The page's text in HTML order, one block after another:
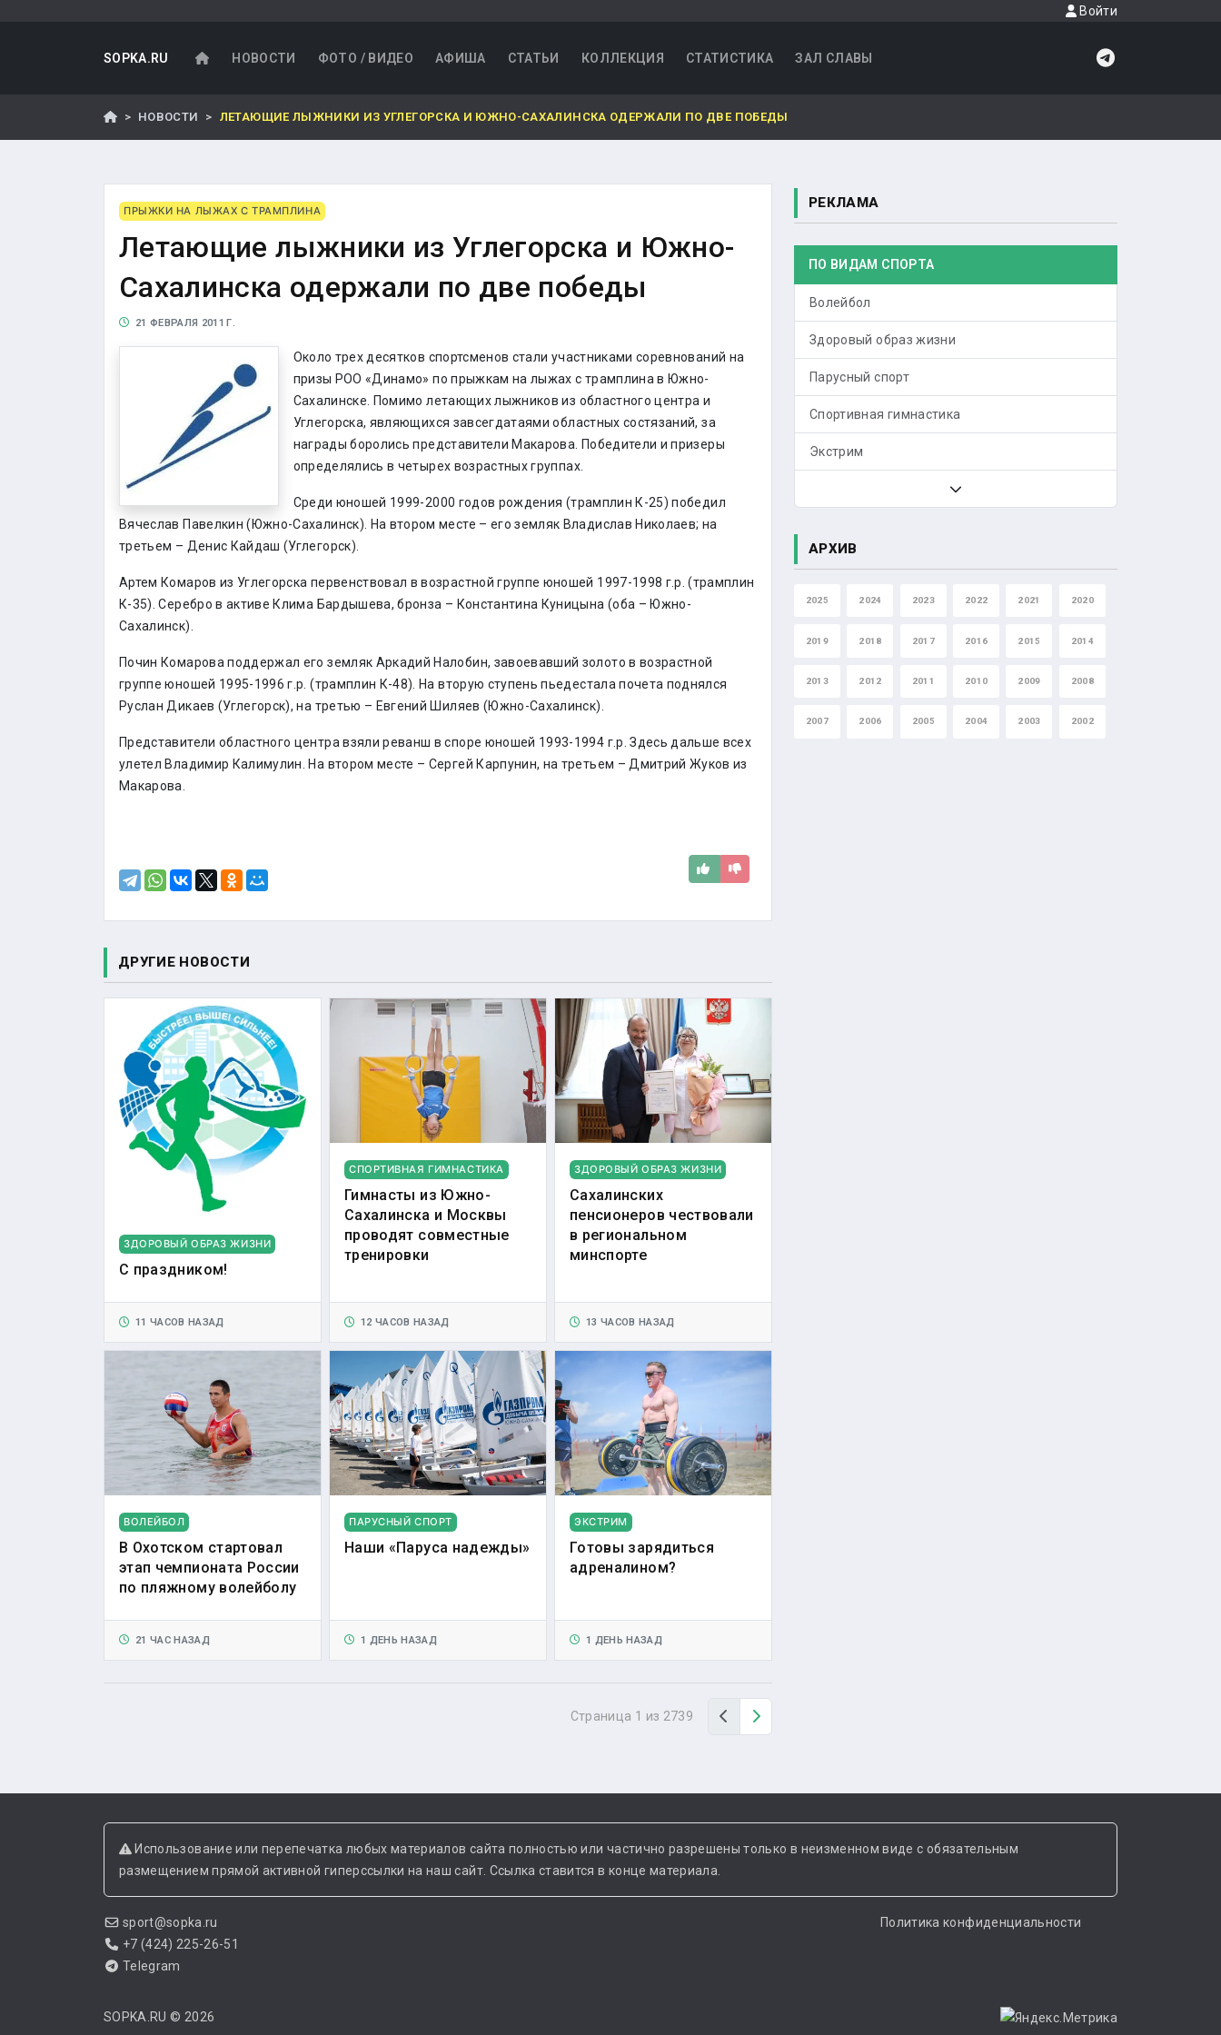
Войти
SOPKA.RU НОВОСТИ ФОТО / ВИДЕО АФИША СТАТЬИ КОЛЛЕКЦИЯ СТАТИСТИКА ЗАЛ СЛАВЫ
НОВОСТИ ЛЕТАЮЩИЕ ЛЫЖНИКИ ИЗ УГЛЕГОРСКА И ЮЖНО-САХАЛИНСКА ОДЕРЖАЛИ ПО ДВЕ ПОБЕДЫ
ПРЫЖКИ НА ЛЫЖАХ С ТРАМПЛИНА
Летающие лыжники из Углегорска и Южно-
Сахалинска одержали по две победы
21 ФЕВРАЛЯ 2011 Г.
Около трех десятков спортсменов стали участниками соревнований на
призы РОО «Динамо» по прыжкам на лыжах с трамплина в Южно-
Сахалинске. Помимо летающих лыжников из областного центра и
Углегорска, являющихся завсегдатаями областных состязаний, за
награды боролись представители Макарова. Победители и призеры
определялись в четырех возрастных группах.
Среди юношей 1999-2000 годов рождения (трамплин К-25) победил
Вячеслав Павелкин (Южно-Сахалинск). На втором месте – его земляк Владислав Николаев; на
третьем – Денис Кайдаш (Углегорск).
Артем Комаров из Углегорска первенствовал в возрастной группе юношей 1997-1998 г.р. (трамплин
К-35). Серебро в активе Клима Бардышева, бронза – Константина Куницына (оба – Южно-
Сахалинск).
Почин Комарова поддержал его земляк Аркадий Налобин, завоевавший золото в возрастной
группе юношей 1995-1996 г.р. (трамплин К-48). На вторую ступень пьедестала почета поднялся
Руслан Дикаев (Углегорск), на третью – Евгений Шиляев (Южно-Сахалинск).
Представители областного центра взяли реванш в споре юношей 1993-1994 г.р. Здесь дальше всех
улетел Владимир Калимулин. На втором месте – Сергей Карпунин, на третьем – Дмитрий Жуков из
Макарова.
ДРУГИЕ НОВОСТИ
ЗДОРОВЫЙ ОБРАЗ ЖИЗНИ
С праздником!
11 ЧАСОВ НАЗАД
СПОРТИВНАЯ ГИМНАСТИКА
Гимнасты из Южно-
Сахалинска и Москвы
проводят совместные
тренировки
12 ЧАСОВ НАЗАД
ЗДОРОВЫЙ ОБРАЗ ЖИЗНИ
Сахалинских
пенсионеров чествовали
в региональном
минспорте
13 ЧАСОВ НАЗАД
ВОЛЕЙБОЛ
В Охотском стартовал
этап чемпионата России
по пляжному волейболу
21 ЧАС НАЗАД
ПАРУСНЫЙ СПОРТ
Наши «Паруса надежды»
1 ДЕНЬ НАЗАД
ЭКСТРИМ
Готовы зарядиться
адреналином?
1 ДЕНЬ НАЗАД
Страница 1 из 2739 НазадВперед
РЕКЛАМА
ПО ВИДАМ СПОРТА
Волейбол
Здоровый образ жизни
Парусный спорт
Спортивная гимнастика
Экстрим
АРХИВ
2025 2024 2023 2022 2021 2020
2019 2018 2017 2016 2015 2014
2013 2012 2011 2010 2009 2008
2007 2006 2005 2004 2003 2002
Использование или перепечатка любых материалов сайта полностью или частично разрешены только в неизменном виде с обязательным
размещением прямой активной гиперссылки на наш сайт. Ссылка ставится в конце материала.
sport@sopka.ru
+7 (424) 225-26-51
Telegram
Политика конфиденциальности
SOPKA.RU © 2026